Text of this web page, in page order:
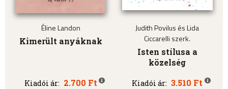
Éline Landon
Kimerült anyáknak
Kiadói ár: 2.700 Ft
Judith Povilus és Lida
Ciccarelli szerk.
Isten stílusa a
közelség
Kiadói ár: 3.510 Ft